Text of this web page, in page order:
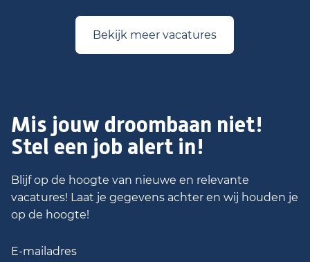
Bekijk meer vacatures
Mis jouw droombaan niet!
Stel een job alert in!
Blijf op de hoogte van nieuwe en relevante
vacatures! Laat je gegevens achter en wij houden je
op de hoogte!